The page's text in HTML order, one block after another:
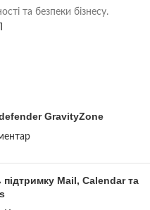
та безпеки бізнесу.
GravityZone
Mail, Calendar та